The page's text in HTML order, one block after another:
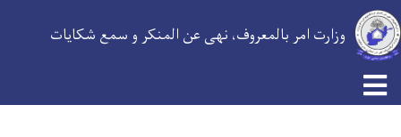
وزارت امر بالمعروف، نهی عن المنکر و سمع شکایات